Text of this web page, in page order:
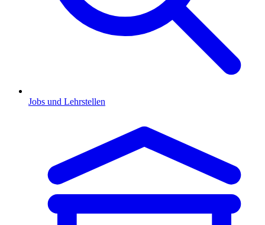
Jobs und Lehrstellen